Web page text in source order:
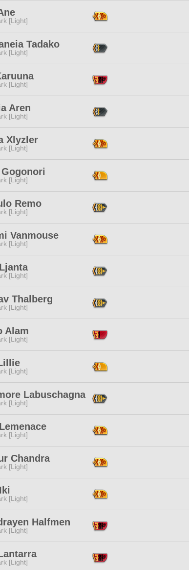
[Light]
Tadako
[Light]
[Light]
Aren
[Light]
Xlyzler
[Light]
[Light]
Remo
[Light]
Vanmouse
[Light]
[Light]
Thalberg
[Light]
Alam
[Light]
[Light]
Labuschagna
[Light]
[Light]
Chandra
[Light]
[Light]
Halfmen
[Light]
[Light]